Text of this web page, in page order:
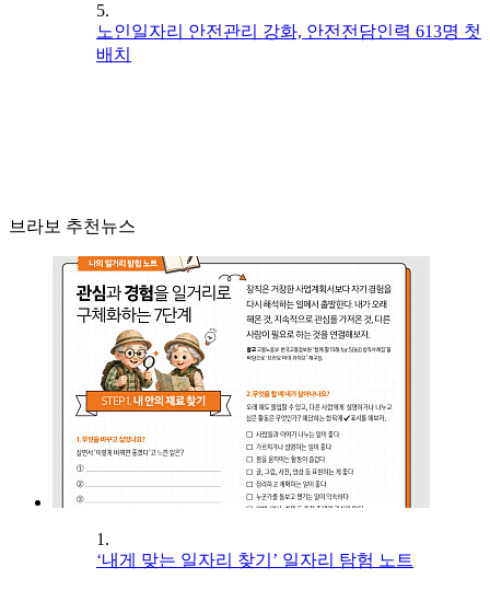
5.
노인일자리 안전관리 강화, 안전전담인력 613명 첫
배치
브라보 추천뉴스
1.
‘내게 맞는 일자리 찾기’ 일자리 탐험 노트